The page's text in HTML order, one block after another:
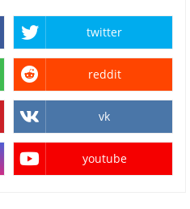
twitter
reddit
vk
youtube